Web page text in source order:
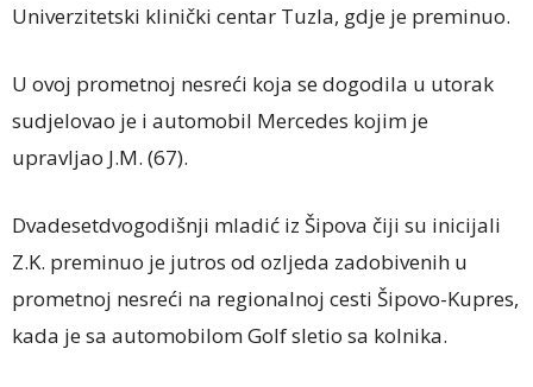
Univerzitetski klinički centar Tuzla, gdje je preminuo.
U ovoj prometnoj nesreći koja se dogodila u utorak
sudjelovao je i automobil Mercedes kojim je
upravljao J.M. (67).
Dvadesetdvogodišnji mladić iz Šipova čiji su inicijali
Z.K. preminuo je jutros od ozljeda zadobivenih u
prometnoj nesreći na regionalnoj cesti Šipovo-Kupres,
kada je sa automobilom Golf sletio sa kolnika.